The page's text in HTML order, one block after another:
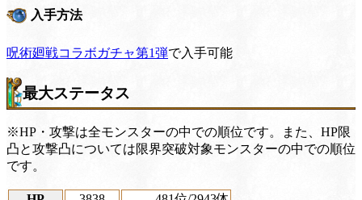
入手方法
呪術廻戦コラボガチャ第1弾で入手可能
最大ステータス
※HP・攻撃は全モンスターの中での順位です。また、HP限
凸と攻撃凸については限界突破対象モンスターの中での順位
です。